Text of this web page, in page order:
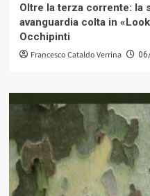
Oltre la terza corrente: la
avanguardia colta in
Occhipinti
Francesco Cataldo Verrina